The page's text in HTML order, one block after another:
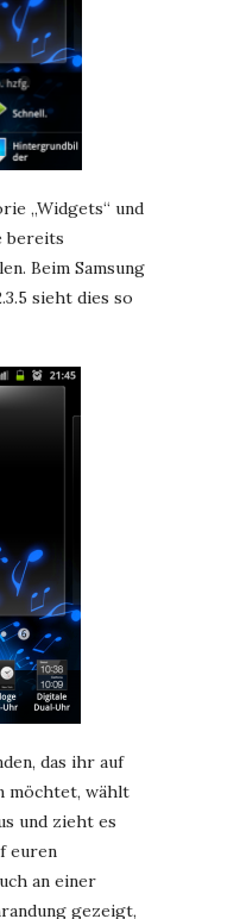
„Widgets“ und
bereits
Beim Samsung
sieht dies so
das ihr auf
möchtet, wählt
und zieht es
euren
an einer
gezeigt,